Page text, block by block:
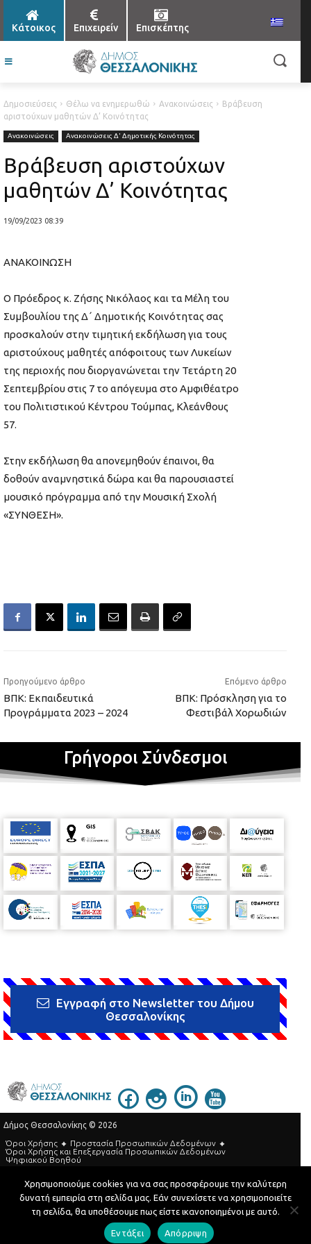
Κάτοικος Επιχειρείν Επισκέπτης
Δημοσιεύσεις Θέλω να ενημερωθώ Ανακοινώσεις
Βράβευση
αριστούχων μαθητών Δ’ Κοινότητας
Ανακοινώσεις Ανακοινώσεις Δ' Δημοτικής Κοινότητας
Βράβευση αριστούχων
μαθητών Δ’ Κοινότητας
19/09/2023 08:39
ΑΝΑΚΟΙΝΩΣΗ
Ο Πρόεδρος κ. Ζήσης Νικόλαος και τα Μέλη του
Συμβουλίου της Δ΄ Δημοτικής Κοινότητας σας
προσκαλούν στην τιμητική εκδήλωση για τους
αριστούχους μαθητές απόφοιτους των Λυκείων
της περιοχής που διοργανώνεται την Τετάρτη 20
Σεπτεμβρίου στις 7 το απόγευμα στο Αμφιθέατρο
του Πολιτιστικού Κέντρου Τούμπας, Κλεάνθους
57.
Στην εκδήλωση θα απονεμηθούν έπαινοι, θα
δοθούν αναμνηστικά δώρα και θα παρουσιαστεί
μουσικό πρόγραμμα από την Μουσική Σχολή
«ΣΥΝΘΕΣΗ».
Προηγούμενο άρθρο
ΒΠΚ: Εκπαιδευτικά
Προγράμματα 2023 – 2024
Επόμενο άρθρο
ΒΠΚ: Πρόσκληση για το
Φεστιβάλ Χορωδιών
Γρήγοροι Σύνδεσμοι
Εγγραφή στο Newsletter του Δήμου
Θεσσαλονίκης
Δήμος Θεσσαλονίκης © 2026
Όροι Χρήσης
Προστασία Προσωπικών Δεδομένων
Όροι Xρήσης και Eπεξεργασία Προσωπικών Δεδομένων
Ψηφιακού Βοηθού
Τηλεφωνικός Κατάλογος
Developed by MyCompany Projects
Χρησιμοποιούμε cookies για να σας προσφέρουμε την καλύτερη
δυνατή εμπειρία στη σελίδα μας. Εάν συνεχίσετε να χρησιμοποιείτε
τη σελίδα, θα υποθέσουμε πως είστε ικανοποιημένοι με αυτό.
Εντάξει Απόρριψη